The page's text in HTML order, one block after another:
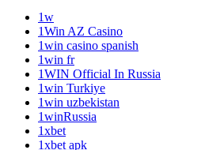
1w
1Win AZ Casino
1win casino spanish
1win fr
1WIN Official In Russia
1win Turkiye
1win uzbekistan
1winRussia
1xbet
1xbet apk